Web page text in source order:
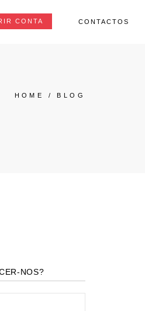
CONTACTOS
CONTA
HOME /BLOG
NOS?